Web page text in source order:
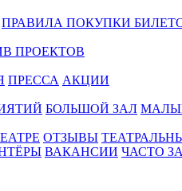
ПРАВИЛА ПОКУПКИ
ПРОЕКТОВ
ПРЕССА АКЦИИ
БОЛЬШОЙ ЗАЛ
ОТЗЫВЫ
ВАКАНСИИ ЧАСТО